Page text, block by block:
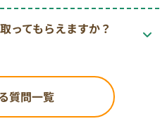
ってもらえますか？
質問一覧